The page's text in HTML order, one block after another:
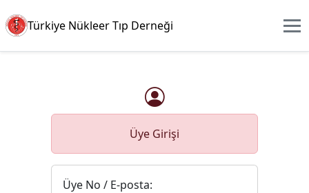
Türkiye Nükleer Tıp Derneği
Üye Girişi
Üye No / E-posta: